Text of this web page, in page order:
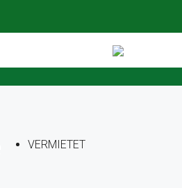
VERMIETET